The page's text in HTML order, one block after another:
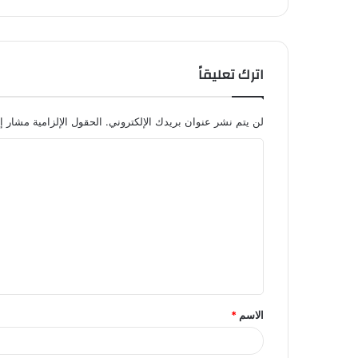
اترك تعليقاً
لن يتم نشر عنوان بريدك الإلكتروني. الحقول الإلزامية مشار
ق
*
الاسم *